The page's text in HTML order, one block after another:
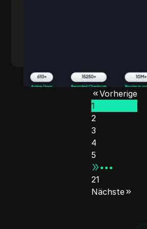
Vorherige
1
2
3
4
5
•••
21
Nächste